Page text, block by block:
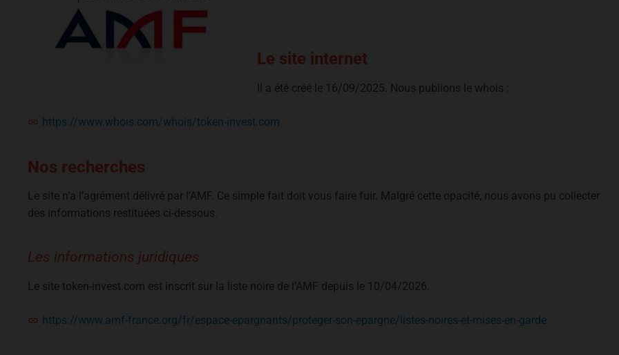
Le site internet
Il a été créé le 16/09/2025. Nous publions le whois :
https://www.whois.com/whois/token-invest.com
Nos recherches
Le site n’a l’agrément délivré par l’AMF. Ce simple fait doit vous faire fuir. Malgré cette opacité, nous avons pu collecter
des informations restituées ci-dessous.
Les informations juridiques
Le site token-invest.com est inscrit sur la liste noire de l’AMF depuis le 10/04/2026.
https://www.amf-france.org/fr/espace-epargnants/proteger-son-epargne/listes-noires-et-mises-en-garde